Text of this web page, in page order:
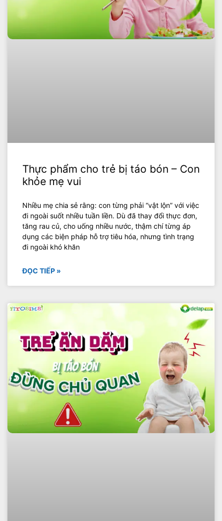
Thực phẩm cho trẻ bị táo bón – Con
khỏe mẹ vui
Nhiều mẹ chia sẻ rằng: con từng phải “vật lộn” với việc
đi ngoài suốt nhiều tuần liền. Dù đã thay đổi thực đơn,
tăng rau củ, cho uống nhiều nước, thậm chí từng áp
dụng các biện pháp hỗ trợ tiêu hóa, nhưng tình trạng
đi ngoài khó khăn
ĐỌC TIẾP »